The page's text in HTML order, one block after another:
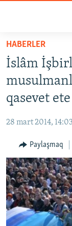
Esas
mündericege
qaytmaq
Baş
navigatsiyağa
qaytmaq
Qıdıruvğa
HABERLER
SİYASET
İQTİSADİYAT
MEDENİYET
İNSAN AQLARI
VİDEO
SÜRET
BLOGLAR
FİKİR
HABERLER
İslâm
qasevet ete
28 mart 2014, 14:03
Paylaşmaq